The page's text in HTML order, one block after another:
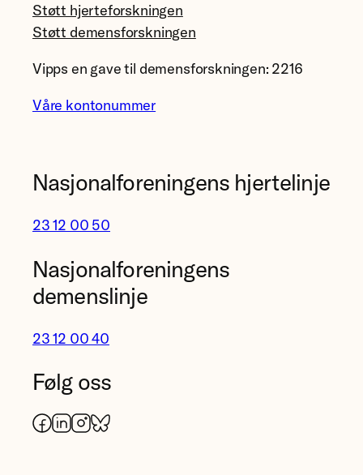
Støtt hjerteforskningen
Støtt demensforskningen
Vipps en gave til demensforskningen: 2216
Våre kontonummer
Nasjonalforeningens hjertelinje
23 12 00 50
Nasjonalforeningens
demenslinje
23 12 00 40
Følg oss
Facebook
LinkedIn
Instagram
Bluesky